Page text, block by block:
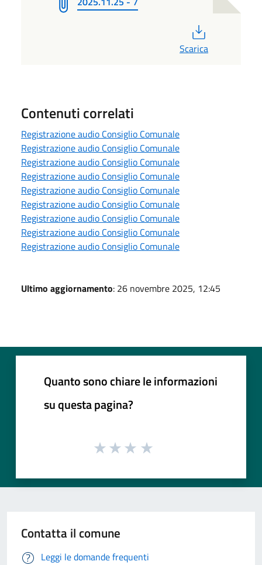
Scarica
Contenuti correlati
Registrazione audio Consiglio Comunale
Registrazione audio Consiglio Comunale
Registrazione audio Consiglio Comunale
Registrazione audio Consiglio Comunale
Registrazione audio Consiglio Comunale
Registrazione audio Consiglio Comunale
Registrazione audio Consiglio Comunale
Registrazione audio Consiglio Comunale
Registrazione audio Consiglio Comunale
Ultimo aggiornamento: 26 novembre 2025, 12:45
Quanto sono chiare le informazioni
su questa pagina?
Contatta il comune
Leggi le domande frequenti